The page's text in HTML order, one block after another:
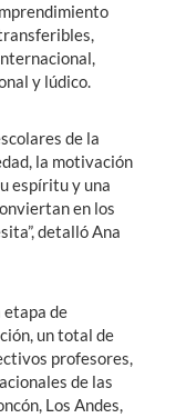
y lúdico.
de la
la motivación
espíritu y una
en los
detalló Ana
etapa de
un total de
profesores,
de las
Los Andes,